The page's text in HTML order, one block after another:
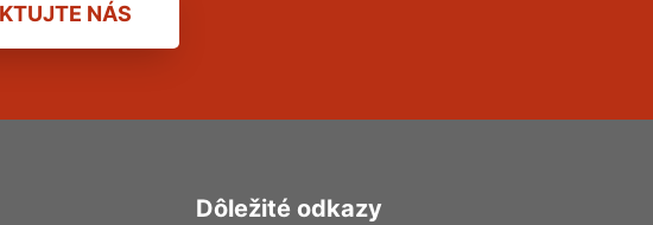
NÁS
Dôležité odkazy